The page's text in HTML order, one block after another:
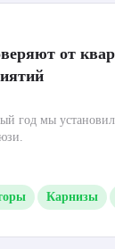
от
год мы
Карнизы